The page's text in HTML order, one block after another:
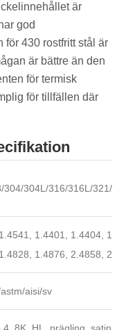
är
god
för 430 rostfritt stål är
är bättre än den
för termisk
för tillfällen där
304/304L/316/316L/321/
1.4401, 1.4404,
1.4876, 2.4858,
aisi/sv